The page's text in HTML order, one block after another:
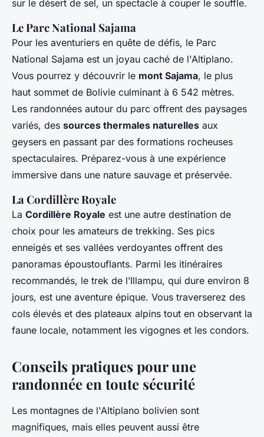
sur le désert de sel, un spectacle à couper le souffle.
Le Parc National Sajama
Pour les aventuriers en quête de défis, le Parc
National Sajama est un joyau caché de l'Altiplano.
Vous pourrez y découvrir le mont Sajama, le plus
haut sommet de Bolivie culminant à 6 542 mètres.
Les randonnées autour du parc offrent des paysages
variés, des sources thermales naturelles aux
geysers en passant par des formations rocheuses
spectaculaires. Préparez-vous à une expérience
immersive dans une nature sauvage et préservée.
La Cordillère Royale
La Cordillère Royale est une autre destination de
choix pour les amateurs de trekking. Ses pics
enneigés et ses vallées verdoyantes offrent des
panoramas époustouflants. Parmi les itinéraires
recommandés, le trek de l’Illampu, qui dure environ 8
jours, est une aventure épique. Vous traverserez des
cols élevés et des plateaux alpins tout en observant la
faune locale, notamment les vigognes et les condors.
Conseils pratiques pour une
randonnée en toute sécurité
Les montagnes de l'Altiplano bolivien sont
magnifiques, mais elles peuvent aussi être